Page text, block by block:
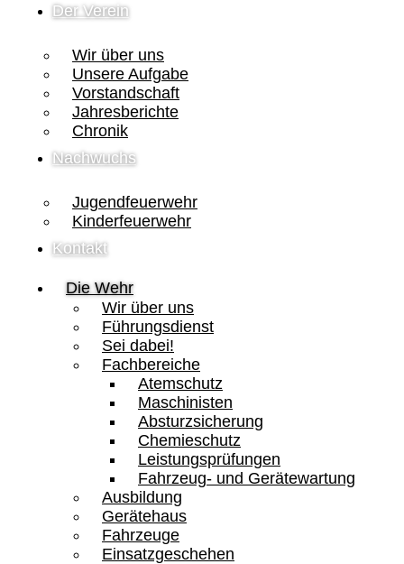
Der Verein
Wir über uns
Unsere Aufgabe
Vorstandschaft
Jahresberichte
Chronik
Nachwuchs
Jugendfeuerwehr
Kinderfeuerwehr
Kontakt
Die Wehr
Wir über uns
Führungsdienst
Sei dabei!
Fachbereiche
Atemschutz
Maschinisten
Absturzsicherung
Chemieschutz
Leistungsprüfungen
Fahrzeug- und Gerätewartung
Ausbildung
Gerätehaus
Fahrzeuge
Einsatzgeschehen